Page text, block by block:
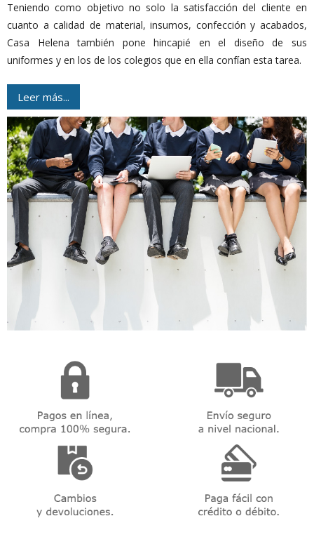
Teniendo como objetivo no solo la satisfacción del cliente en
cuanto a calidad de material, insumos, confección y acabados,
Casa Helena también pone hincapié en el diseño de sus
uniformes y en los de los colegios que en ella confían esta tarea.
Leer más...